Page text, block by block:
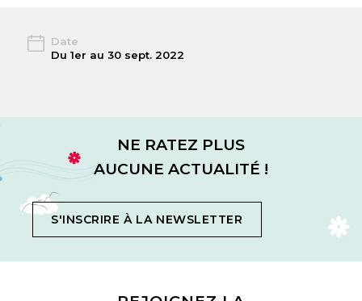
Date
Du 1er au 30 sept. 2022
NE RATEZ PLUS
AUCUNE ACTUALITÉ !
S'INSCRIRE À LA NEWSLETTER